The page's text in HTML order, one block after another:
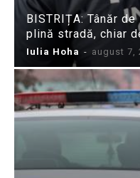
BISTRIȚA: Tânăr
plină stradă, chiar
Iulia Hoha - august 7,